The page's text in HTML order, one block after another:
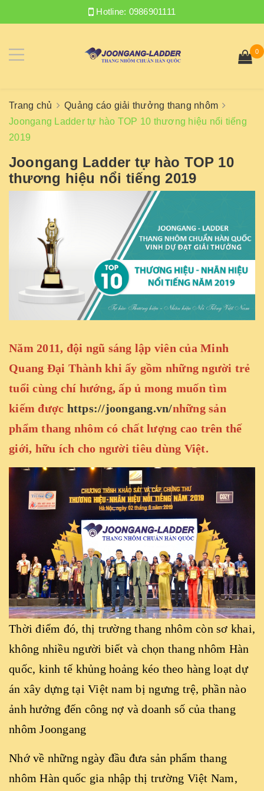
Hotline: 0986901111
0
Trang chủ
Quảng cáo giải thưởng thang nhôm
Joongang Ladder tự hào TOP 10 thương hiệu nổi tiếng
2019
Joongang Ladder tự hào TOP 10
thương hiệu nổi tiếng 2019
Năm 2011, đội ngũ sáng lập viên của Minh
Quang Đại Thành khi ấy gồm những người trẻ
tuổi cùng chí hướng, ấp ủ mong muốn tìm
kiếm được https://joongang.vn/những sản
phẩm thang nhôm có chất lượng cao trên thế
giới, hữu ích cho người tiêu dùng Việt.
Thời điểm đó, thị trường thang nhôm còn sơ khai,
không nhiều người biết và chọn thang nhôm Hàn
quốc, kinh tế khủng hoảng kéo theo hàng loạt dự
án xây dựng tại Việt nam bị ngưng trệ, phần nào
ảnh hưởng đến công nợ và doanh số của thang
nhôm Joongang
Nhớ về những ngày đầu đưa sản phẩm thang
nhôm Hàn quốc gia nhập thị trường Việt Nam,